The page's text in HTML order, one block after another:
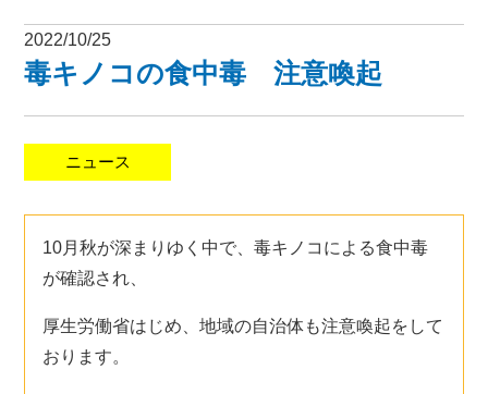
毒キノコの食中毒 注意喚起
ニュース
10月秋が深まりゆく中で、毒キノコによる食中毒
が確認され、
厚生労働省はじめ、地域の自治体も注意喚起をして
おります。
2022/10/25